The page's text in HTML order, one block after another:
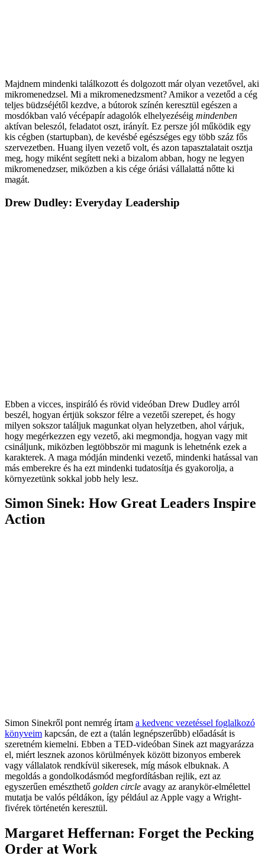
Majdnem mindenki találkozott és dolgozott már olyan vezetővel, aki
mikromenedzsel. Mi a mikromenedzsment? Amikor a vezetőd a cég
teljes büdzséjétől kezdve, a bútorok színén keresztül egészen a
mosdókban való vécépapír adagolók elhelyezéséig mindenben
aktívan beleszól, feladatot oszt, irányít. Ez persze jól működik egy
kis cégben (startupban), de kevésbé egészséges egy több száz fős
szervezetben. Huang ilyen vezető volt, és azon tapasztalatait osztja
meg, hogy miként segített neki a bizalom abban, hogy ne legyen
mikromenedzser, miközben a kis cége óriási vállalattá nőtte ki
magát.
Drew Dudley: Everyday Leadership
Ebben a vicces, inspiráló és rövid videóban Drew Dudley arról
beszél, hogyan értjük sokszor félre a vezetői szerepet, és hogy
milyen sokszor találjuk magunkat olyan helyzetben, ahol várjuk,
hogy megérkezzen egy vezető, aki megmondja, hogyan vagy mit
csináljunk, miközben legtöbbször mi magunk is lehetnénk ezek a
karakterek. A maga módján mindenki vezető, mindenki hatással van
más emberekre és ha ezt mindenki tudatosítja és gyakorolja, a
környezetünk sokkal jobb hely lesz.
Simon Sinek: How Great Leaders Inspire
Action
Simon Sinekről pont nemrég írtam a kedvenc vezetéssel foglalkozó
könyveim kapcsán, de ezt a (talán legnépszerűbb) előadását is
szeretném kiemelni. Ebben a TED-videóban Sinek azt magyarázza
el, miért lesznek azonos körülmények között bizonyos emberek
vagy vállalatok rendkívül sikeresek, míg mások elbuknak. A
megoldás a gondolkodásmód megfordításban rejlik, ezt az
egyszerűen emészthető golden circle avagy az aranykör-elmélettel
mutatja be valós példákon, így például az Apple vagy a Wright-
fivérek történetén keresztül.
Margaret Heffernan: Forget the Pecking
Order at Work